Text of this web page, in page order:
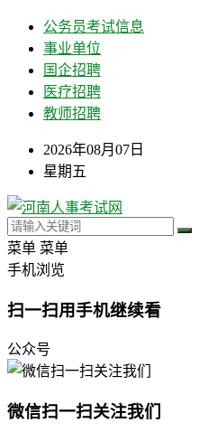
公务员考试信息
事业单位
国企招聘
医疗招聘
教师招聘
2026年08月07日
星期五
菜单 菜单
手机浏览
扫一扫用手机继续看
公众号
微信扫一扫关注我们